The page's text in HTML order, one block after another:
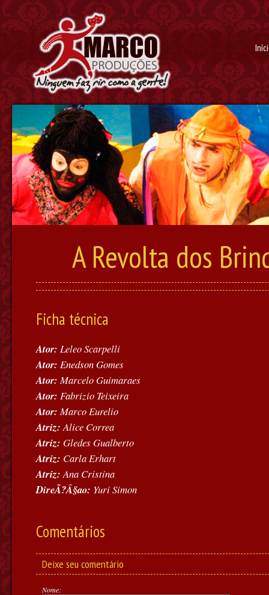
A Revolta dos
Ficha técnica
Ator: Leleo Scarpelli
Ator: Enedson Gomes
Ator:Marcelo Guimaraes
Ator: Fabrizio Teixeira
Ator:Marco Eurelio
Atriz:Alice Correa
Atriz: Gledes Gualberto
Atriz: Carla Erhart
Atriz:Ana Cristina
DireÃ?Â§ao: Yuri Simon
Comentários
Deixe seu comentário
Nome: